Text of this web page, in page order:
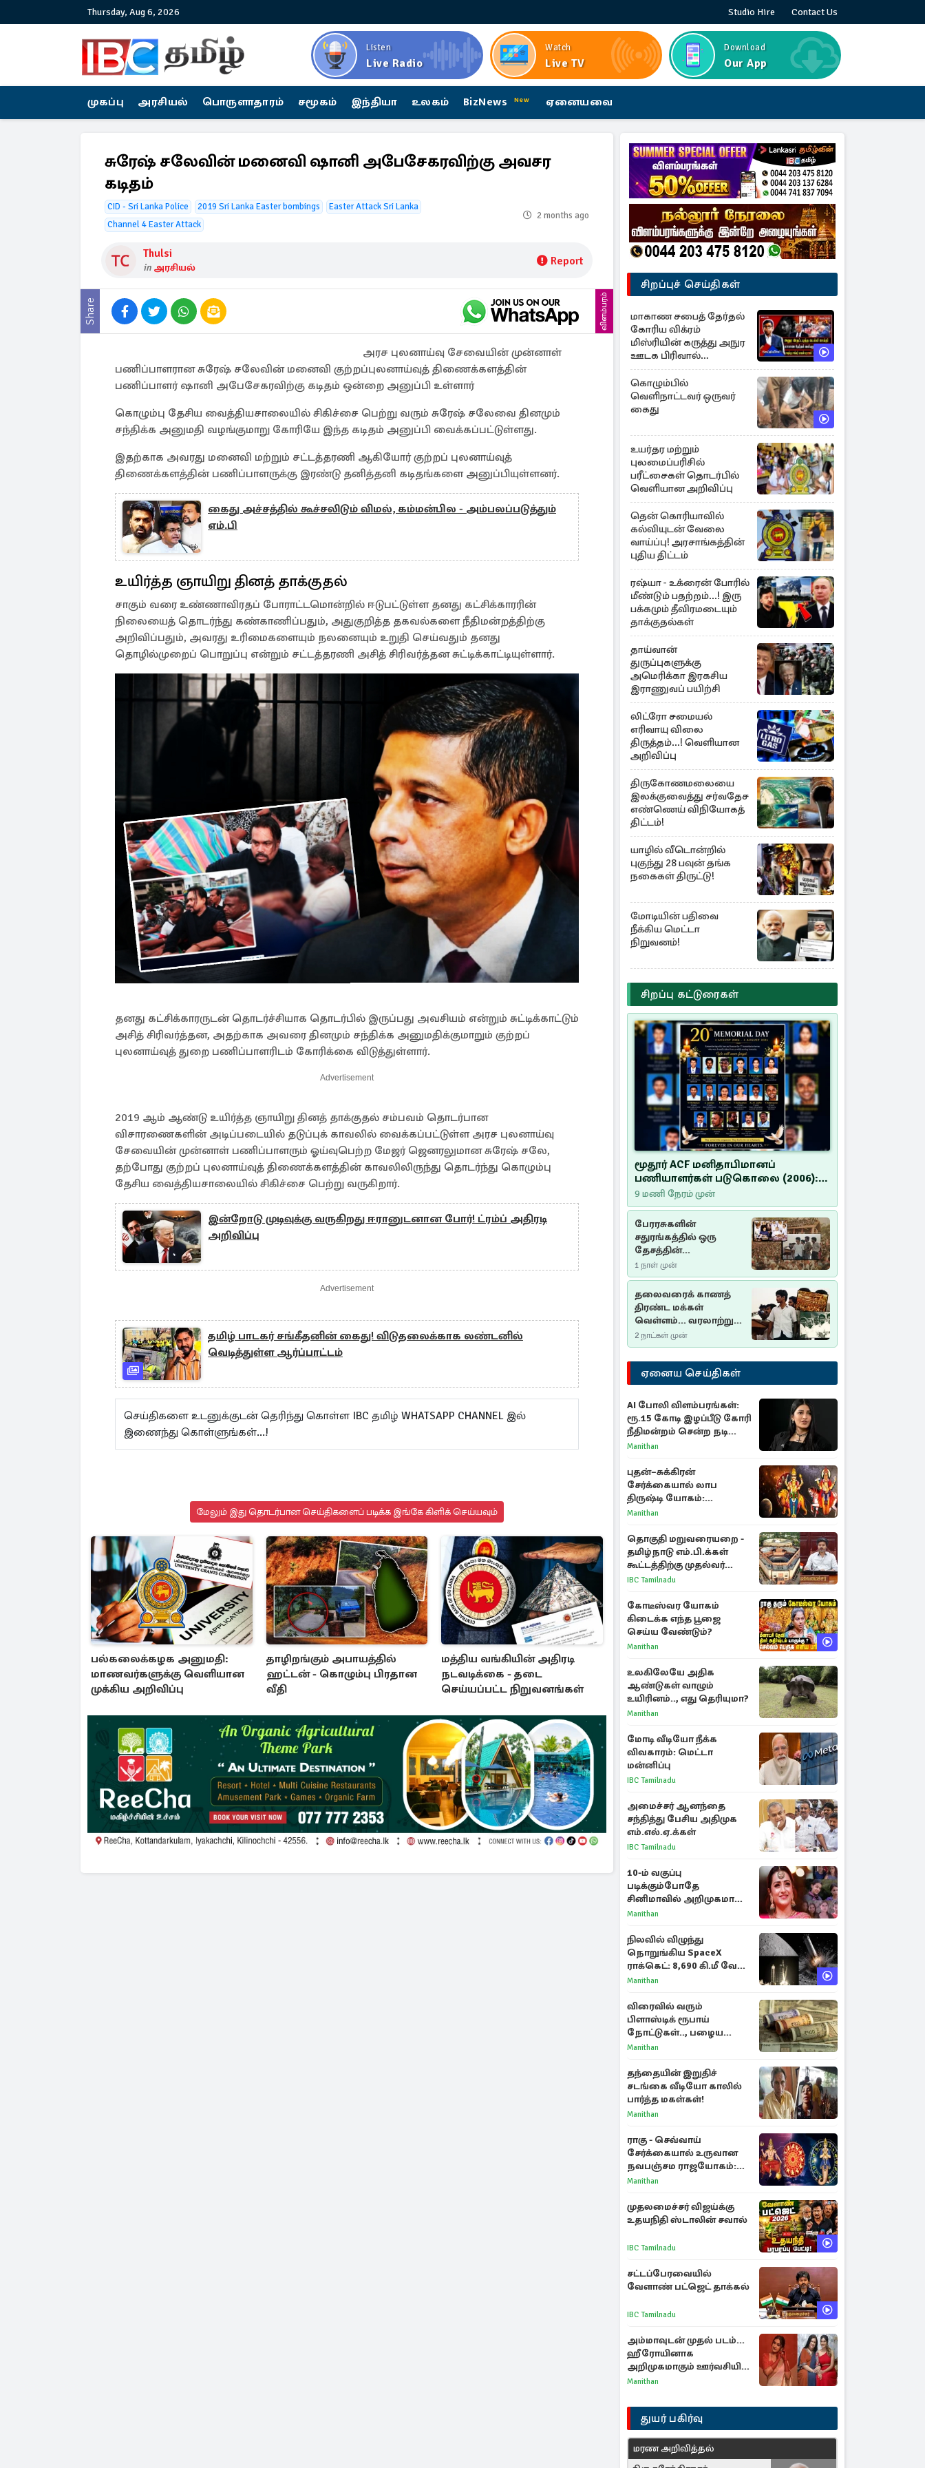
Thursday, Aug 6, 2026 Studio Hire Contact Us
Listen
Live Radio
Watch
Live TV
Download
Our App
முகப்பு அரசியல் பொருளாதாரம் சமூகம் இந்தியா உலகம் BizNews New ஏனையவை
சுரேஷ் சலேவின் மனைவி ஷானி அபேசேகரவிற்கு அவசர
கடிதம்
CID - Sri Lanka Police 2019 Sri Lanka Easter bombings
Easter Attack Sri Lanka
Channel 4 Easter Attack
2 months ago
Thulsi
in அரசியல் Report
Share விளம்பரம்
அரச புலனாய்வு சேவையின் முன்னாள்
பணிப்பாளரான சுரேஷ் சலேவின் மனைவி குற்றப்புலனாய்வுத் திணைக்களத்தின்
பணிப்பாளர் ஷானி அபேசேகரவிற்கு கடிதம் ஒன்றை அனுப்பி உள்ளார்
கொழும்பு தேசிய வைத்தியசாலையில் சிகிச்சை பெற்று வரும் சுரேஷ் சலேவை தினமும்
சந்திக்க அனுமதி வழங்குமாறு கோரியே இந்த கடிதம் அனுப்பி வைக்கப்பட்டுள்ளது.
இதற்காக அவரது மனைவி மற்றும் சட்டத்தரணி ஆகியோர் குற்றப் புலனாய்வுத்
திணைக்களத்தின் பணிப்பாளருக்கு இரண்டு தனித்தனி கடிதங்களை அனுப்பியுள்ளனர்.
கைது அச்சத்தில் கூச்சலிடும் விமல், கம்மன்பில - அம்பலப்படுத்தும்
எம்.பி
உயிர்த்த ஞாயிறு தினத் தாக்குதல்
சாகும் வரை உண்ணாவிரதப் போராட்டமொன்றில் ஈடுபட்டுள்ள தனது கட்சிக்காரரின்
நிலையைத் தொடர்ந்து கண்காணிப்பதும், அதுகுறித்த தகவல்களை நீதிமன்றத்திற்கு
அறிவிப்பதும், அவரது உரிமைகளையும் நலனையும் உறுதி செய்வதும் தனது
தொழில்முறைப் பொறுப்பு என்றும் சட்டத்தரணி அசித் சிரிவர்த்தன சுட்டிக்காட்டியுள்ளார்.
தனது கட்சிக்காரருடன் தொடர்ச்சியாக தொடர்பில் இருப்பது அவசியம் என்றும் சுட்டிக்காட்டும்
அசித் சிரிவர்த்தன, அதற்காக அவரை தினமும் சந்திக்க அனுமதிக்குமாறும் குற்றப்
புலனாய்வுத் துறை பணிப்பாளரிடம் கோரிக்கை விடுத்துள்ளார்.
Advertisement
2019 ஆம் ஆண்டு உயிர்த்த ஞாயிறு தினத் தாக்குதல் சம்பவம் தொடர்பான
விசாரணைகளின் அடிப்படையில் தடுப்புக் காவலில் வைக்கப்பட்டுள்ள அரச புலனாய்வு
சேவையின் முன்னாள் பணிப்பாளரும் ஓய்வுபெற்ற மேஜர் ஜெனரலுமான சுரேஷ் சலே,
தற்போது குற்றப் புலனாய்வுத் திணைக்களத்தின் காவலிலிருந்து தொடர்ந்து கொழும்பு
தேசிய வைத்தியசாலையில் சிகிச்சை பெற்று வருகிறார்.
இன்றோடு முடிவுக்கு வருகிறது ஈரானுடனான போர்! ட்ரம்ப் அதிரடி
அறிவிப்பு
Advertisement
தமிழ் பாடகர் சங்கீதனின் கைது! விடுதலைக்காக லண்டனில்
வெடித்துள்ள ஆர்ப்பாட்டம்
செய்திகளை உடனுக்குடன் தெரிந்து கொள்ள IBC தமிழ் WHATSAPP CHANNEL இல்
இணைந்து கொள்ளுங்கள்...!
மேலும் இது தொடர்பான செய்திகளைப் படிக்க இங்கே கிளிக் செய்யவும்
பல்கலைக்கழக அனுமதி:
மாணவர்களுக்கு வெளியான
முக்கிய அறிவிப்பு
தாழிறங்கும் அபாயத்தில்
ஹட்டன் - கொழும்பு பிரதான
வீதி
மத்திய வங்கியின் அதிரடி
நடவடிக்கை - தடை
செய்யப்பட்ட நிறுவனங்கள்
சிறப்புச் செய்திகள்
மாகாண சபைத் தேர்தல்
கோரிய விக்ரம்
மிஸ்ரியின் கருத்து அநுர
ஊடக பிரிவால்
அமுக்கப்பட்டது ஏன்...!
கொழும்பில்
வெளிநாட்டவர் ஒருவர்
கைது
உயர்தர மற்றும்
புலமைப்பரிசில்
பரீட்சைகள் தொடர்பில்
வெளியான அறிவிப்பு
தென் கொரியாவில்
கல்வியுடன் வேலை
வாய்ப்பு! அரசாங்கத்தின்
புதிய திட்டம்
ரஷ்யா - உக்ரைன் போரில்
மீண்டும் பதற்றம்...! இரு
பக்கமும் தீவிரமடையும்
தாக்குதல்கள்
தாய்வான்
துருப்புகளுக்கு
அமெரிக்கா இரகசிய
இராணுவப் பயிற்சி
லிட்ரோ சமையல்
எரிவாயு விலை
திருத்தம்...! வெளியான
அறிவிப்பு
திருகோணமலையை
இலக்குவைத்து சர்வதேச
எண்ணெய் விநியோகத்
திட்டம்!
யாழில் வீடொன்றில்
புகுந்து 28 பவுன் தங்க
நகைகள் திருட்டு!
மோடியின் பதிவை
நீக்கிய மெட்டா
நிறுவனம்!
சிறப்பு கட்டுரைகள்
மூதூர் ACF மனிதாபிமானப்
பணியாளர்கள் படுகொலை (2006):
20 ஆண்டுகளாகியும் நீதி
மறுக்கப்பட்ட மனிதாபிமானப்
பேரவலம்
9 மணி நேரம் முன்
பேரரசுகளின்
சதுரங்கத்தில் ஒரு
தேசத்தின்
தீர்க்கதரிசனம் :
சுதுமலை பிரகடனம்
ஒரு வரலாற்றுப் பாடம்
1 நாள் முன்
தலைவரைக் காணத்
திரண்ட மக்கள்
வெள்ளம்... வரலாற்றுச்
சிறப்புமிக்க சுதுமலைப்
பிரகடனம்…
2 நாட்கள் முன்
ஏனைய செய்திகள்
AI போலி விளம்பரங்கள்:
ரூ.15 கோடி இழப்பீடு கோரி
நீதிமன்றம் சென்ற நடிகை
ஸ்ருதி ஹாசன்!
Manithan
புதன்–சுக்கிரன்
சேர்க்கையால் லாப
திருஷ்டி யோகம்:
அதிர்ஷ்டம் பெறும் டாப் 3
Manithan
தொகுதி மறுவரையறை -
தமிழ்நாடு எம்.பி.க்கள்
கூட்டத்திற்கு முதல்வர்
விஜய் அழைப்பு
IBC Tamilnadu
கோடீஸ்வர யோகம்
கிடைக்க எந்த பூஜை
செய்ய வேண்டும்?
Manithan
உலகிலேயே அதிக
ஆண்டுகள் வாழும்
உயிரினம்.., எது தெரியுமா?
Manithan
மோடி வீடியோ நீக்க
விவகாரம்: மெட்டா
மன்னிப்பு
IBC Tamilnadu
அமைச்சர் ஆனந்தை
சந்தித்து பேசிய அதிமுக
எம்.எல்.ஏ.க்கள்
IBC Tamilnadu
10-ம் வகுப்பு
படிக்கும்போதே
சினிமாவில் அறிமுகமான
த்ரிஷா! உண்மையை
காந்தி
Manithan
நிலவில் விழுந்து
நொறுங்கிய SpaceX
ராக்கெட்: 8,690 கி.மீ வேக
மோதலால் உருவான புதிய
Manithan
விரைவில் வரும்
பிளாஸ்டிக் ரூபாய்
நோட்டுகள்.., பழைய
காகித நோட்டுகள்
Manithan
தந்தையின் இறுதிச்
சடங்கை வீடியோ காலில்
பார்த்த மகள்கள்!
Manithan
ராகு - செவ்வாய்
சேர்க்கையால் உருவான
நவபஞ்சம ராஜயோகம்:
அதிர்ஷ்டம் பெறும் 3
Manithan
முதலமைச்சர் விஜய்க்கு
உதயநிதி ஸ்டாலின் சவால்
IBC Tamilnadu
சட்டப்பேரவையில்
வேளாண் பட்ஜெட் தாக்கல்
IBC Tamilnadu
அம்மாவுடன் முதல் படம்...
ஹீரோயினாக
அறிமுகமாகும் ஊர்வசியின்
மகள் தேஜலட்சுமி!
Manithan
துயர் பகிர்வு
மரண அறிவித்தல்